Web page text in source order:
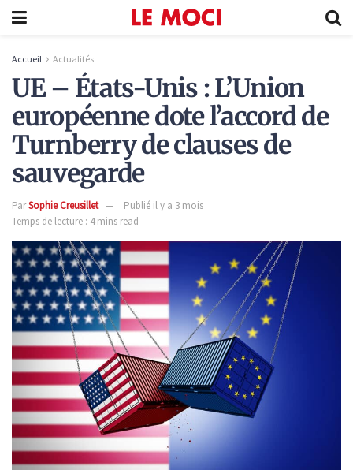
Accueil Actualités
UE – États-Unis : L’Union
européenne dote l’accord de
Turnberry de clauses de
sauvegarde
ParSophie Creusillet
Publié il y a 3 mois
Temps de lecture : 4 mins read